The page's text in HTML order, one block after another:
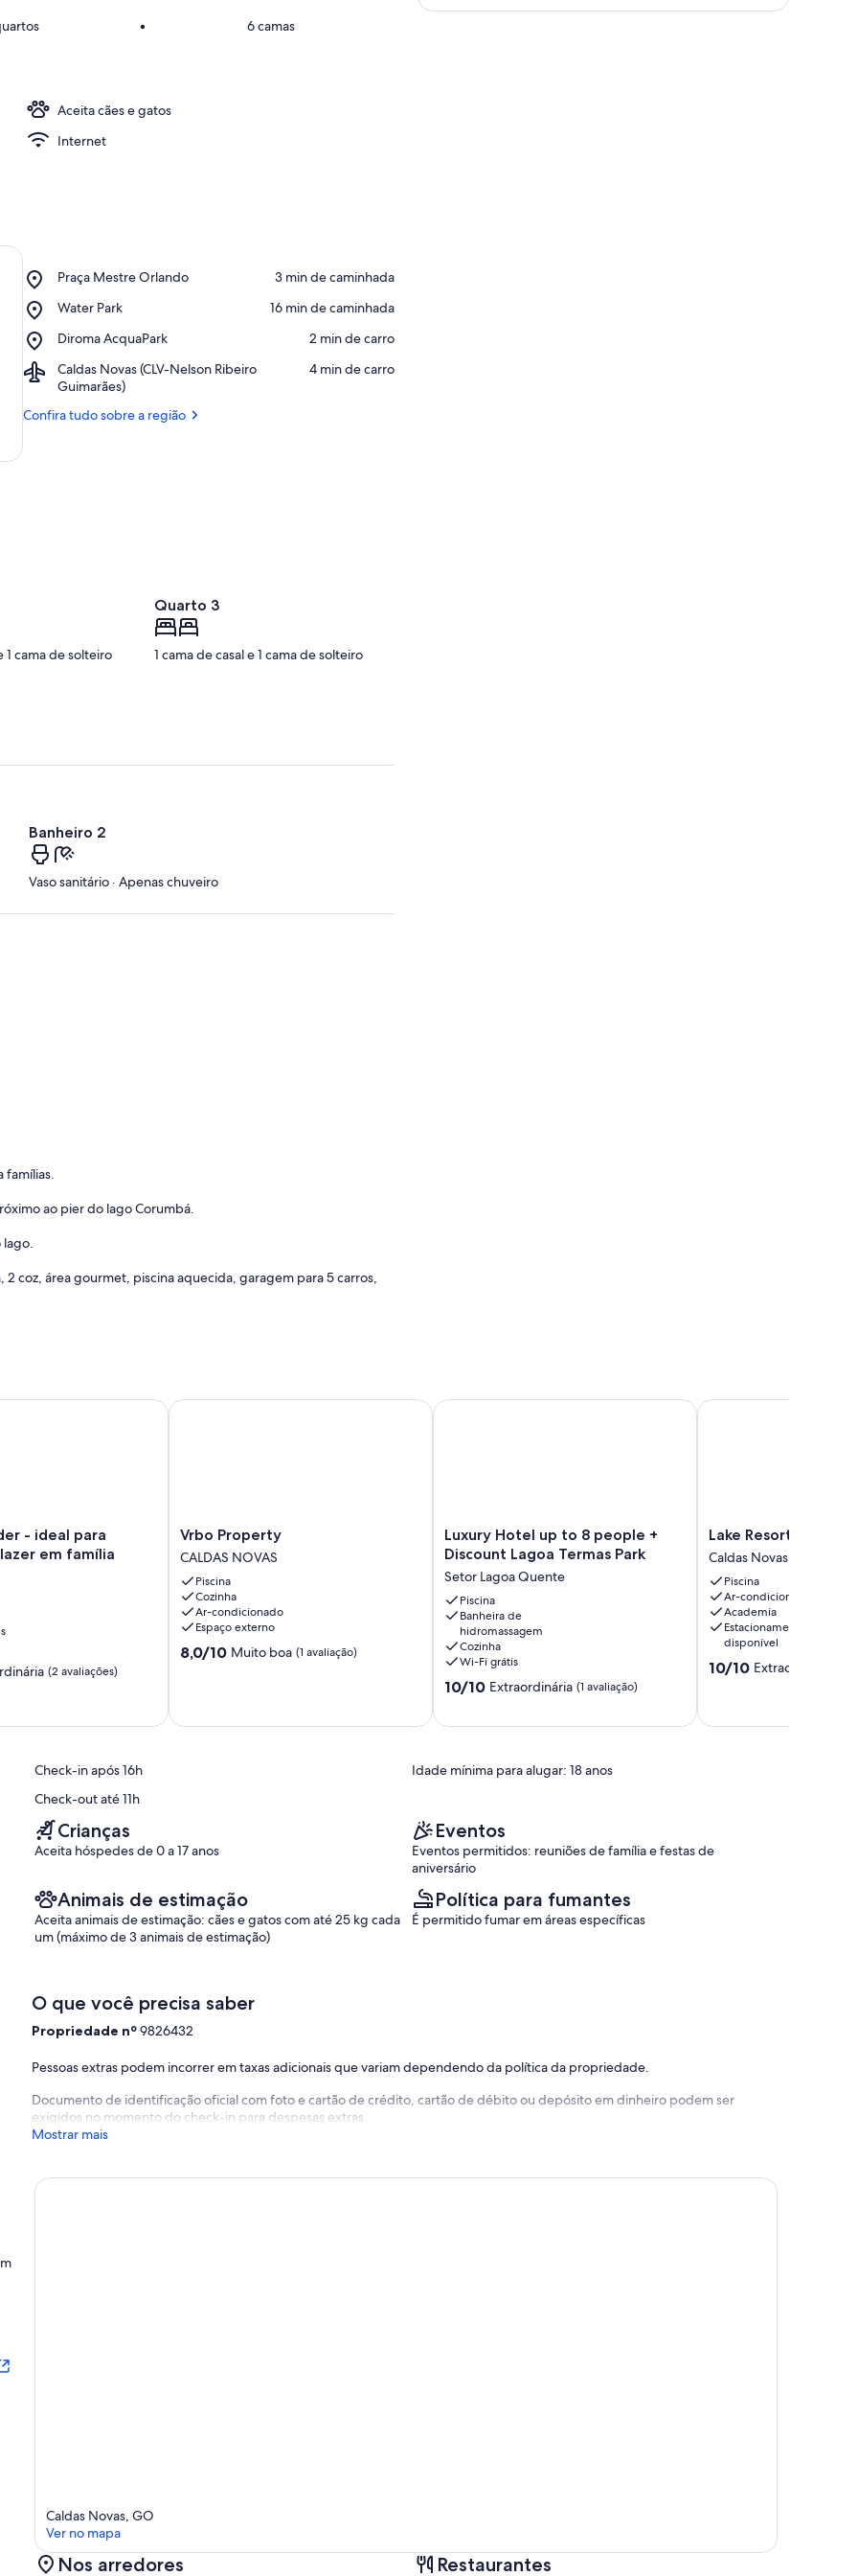
• 6 camas
Aceita cães e gatos
Internet
Praça Mestre Orlando
Place,
Mestre
‪3 min de caminhada‬
Water Park
Place,
Park
‪16 min de caminhada‬
Diroma AcquaPark
Place,
AcquaPark
‪2 min de carro‬
Caldas Novas (CLV-Nelson Ribeiro
Guimarães)
Airport,
Caldas
(CLV-
‪4 min de carro‬
Confira tudo sobre a região
1 cama de solteiro
Quarto 3
1 cama de casal e 1 cama de solteiro
Banheiro 2
Vaso sanitário · Apenas chuveiro
famílias.
ao pier do lago Corumbá.
lago.
2 coz, área gourmet, piscina aquecida, garagem para 5 carros,
rio Corumbá.
novo, planejado, arborizado, em frente ao lago Corumbá do
- ideal para
em família
(2 avaliações)
- ideal para descanso e lazer em família
Vrbo
Property
CALDAS
NOVAS
Vrbo Property
CALDAS NOVAS
Piscina
Cozinha
Ar-condicionado
Espaço externo
8.0
8,0/10 Muito boa (1 avaliação)
Vrbo Property
Luxury
Hotel
to
8
people
Discount
Lagoa
Termas
Setor
Luxury Hotel up to 8 people +
Discount Lagoa Termas Park
Setor Lagoa Quente
Piscina
Banheira de
hidromassagem
Cozinha
Wi-Fi grátis
10.0
avaliação)
10/10 Extraordinária (1 avaliação)
Luxury Hotel up to 8 people + Discount Lagoa Termas Park
Lake
Resort
Apartment
Caldas
Novas
Lake Resort
Caldas Novas
Piscina
Ar-condicionado
Academia
Estacionamento
disponível
10.0
10/10 Extraordinária
Lake Resort Apartment
Check-in após 16h
Idade mínima para alugar: 18 anos
Check-out até 11h
Crianças
Aceita hóspedes de 0 a 17 anos
Eventos
Eventos permitidos: reuniões de família e festas de
aniversário
Animais de estimação
Aceita animais de estimação: cães e gatos com até 25 kg cada
um (máximo de 3 animais de estimação)
Política para fumantes
É permitido fumar em áreas específicas
O que você precisa saber
Propriedade nº9826432
Pessoas extras podem incorrer em taxas adicionais que variam dependendo da política da propriedade.
Documento de identificação oficial com foto e cartão de crédito, cartão de débito ou depósito em dinheiro podem ser
exigidos no momento do check-in para despesas extras.
Mostrar mais
Caldas Novas, GO
Ver no mapa
Nos arredores Restaurantes